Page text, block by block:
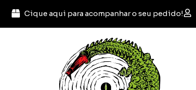
Cique aqui para acompanhar o seu pedido!